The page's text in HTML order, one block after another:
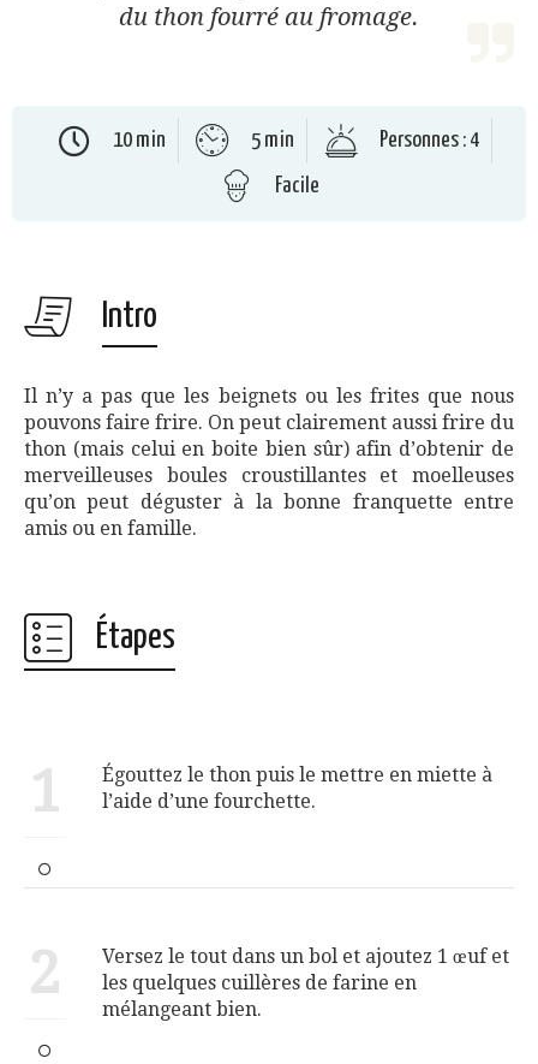
du thon fourré au fromage.
10 min 5 min
Personnes : 4
Facile
Intro
Il n’y a pas que les beignets ou les frites que nous
pouvons faire frire. On peut clairement aussi frire du
thon (mais celui en boite bien sûr) afin d’obtenir de
merveilleuses boules croustillantes et moelleuses
qu’on peut déguster à la bonne franquette entre
amis ou en famille.
Étapes
1
Égouttez le thon puis le mettre en miette à
l’aide d’une fourchette.
2
Versez le tout dans un bol et ajoutez 1 œuf et
les quelques cuillères de farine en
mélangeant bien.